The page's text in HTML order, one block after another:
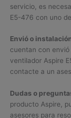
servicio, es
E5-476 con uno
Envió o
cuentan con
ventilador Aspire
contacte a un
Dudas o
producto Aspire,
asesores para